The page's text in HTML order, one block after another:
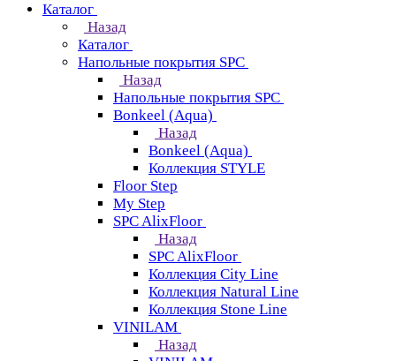
Каталог
Назад
Каталог
Напольные покрытия SPC
Назад
Напольные покрытия SPC
Bonkeel (Aqua)
Назад
Bonkeel (Aqua)
Коллекция STYLE
Floor Step
My Step
SPC AlixFloor
Назад
SPC AlixFloor
Коллекция City Line
Коллекция Natural Line
Коллекция Stone Line
VINILAM
Назад